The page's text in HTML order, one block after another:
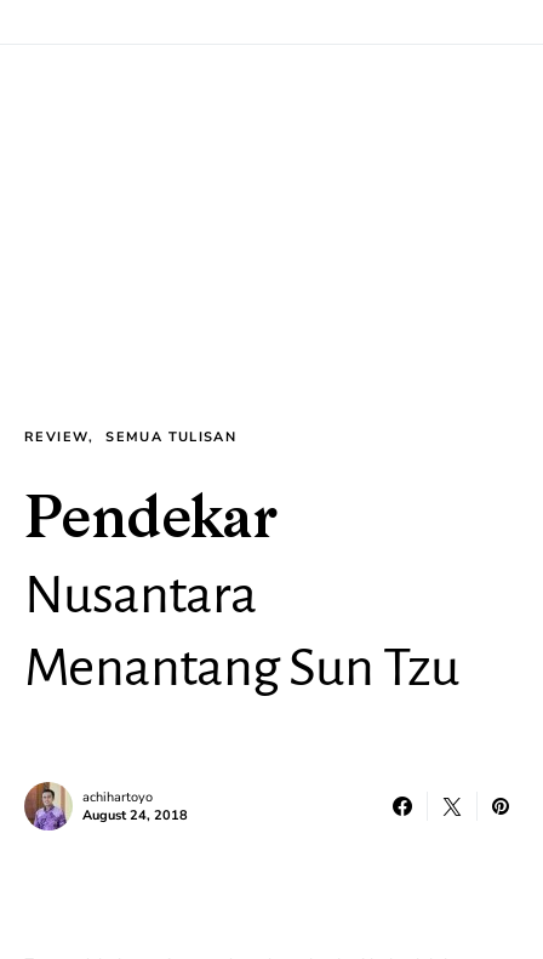
REVIEW SEMUA TULISAN
Pendekar
Nusantara
Menantang Sun Tzu
achihartoyo
August 24, 2018